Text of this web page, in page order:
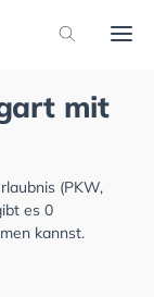
mit
(PKW,
es 0
kannst.